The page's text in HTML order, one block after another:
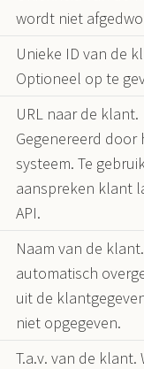
wordt niet
Unieke ID van de
Optioneel op te
URL naar de klant.
Gegenereerd door
systeem. Te
aanspreken klant
API.
Naam van de
automatisch
uit de
niet opgegeven.
T.a.v. van de klant.